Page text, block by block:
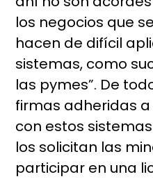
los negocios que
hacen de difícil
sistemas, como
las pymes”. De
firmas adheridas
con estos
los solicitan las
participar en una